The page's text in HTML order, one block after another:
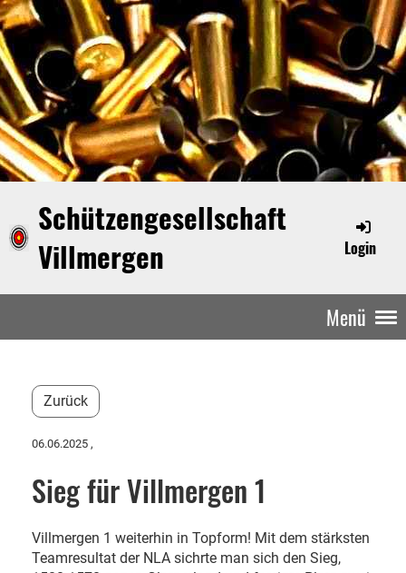
Schützengesellschaft
Villmergen
Login
Menü
Zurück
06.06.2025 ,
Sieg für Villmergen 1
Villmergen 1 weiterhin in Topform! Mit dem stärksten
Teamresultat der NLA sichrte man sich den Sieg,